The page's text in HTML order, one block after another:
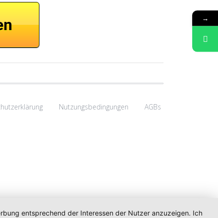
Nutzungsbedingungen AGBs
→
entsprechend der Interessen der Nutzer anzuzeigen. Ich